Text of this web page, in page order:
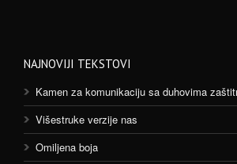
NAJNOVIJI TEKSTOVI
Kamen za komunikaciju sa duhovima
Višestruke verzije nas
Omiljena boja